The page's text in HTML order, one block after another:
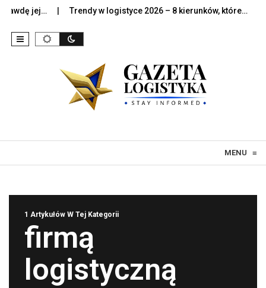
jej… Trendy w logistyce 2026 – 8 kierunków, które…
MENU ≡
1 Artykułów W Tej Kategorii
firmą
logistyczną